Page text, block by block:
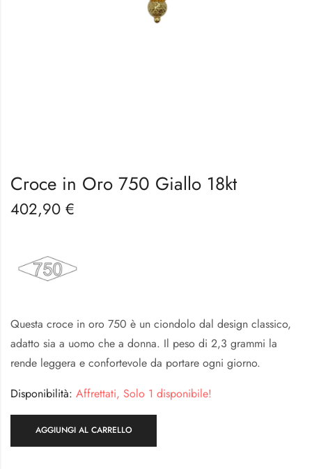
Croce in Oro 750 Giallo 18kt
402,90 €
Questa croce in oro 750 è un ciondolo dal design classico,
adatto sia a uomo che a donna. Il peso di 2,3 grammi la
rende leggera e confortevole da portare ogni giorno.
Disponibilità: Affrettati, Solo 1 disponibile!
AGGIUNGI AL CARRELLO